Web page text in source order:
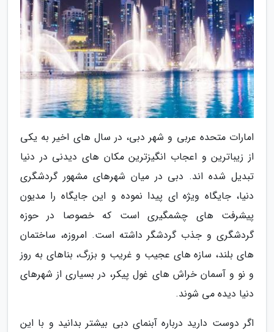
امارات متحده عربی و شهر دبی، در سال های اخیر به یکی
از زیباترین و اعجاب انگیزترین مکان های دیدنی در دنیا
تبدیل شده اند. دبی در میان شهرهای مشهور گردشگری
دنیا، جایگاه ویژه ای پیدا نموده و این جایگاه را مدیون
پیشرفت های چشمگیری است که خصوصا در حوزه
گردشگری و جذب گردشگر داشته است. امروزه، ساختمان
های بلند، سازه های عجیب و غریب و بزرگ، بناهای به روز
و نو و آسمان خراش های غول پیکر، در بسیاری از شهرهای
دنیا دیده می شوند.
اگر دوست دارید درباره آبنمای دبی بیشتر بدانید و با این